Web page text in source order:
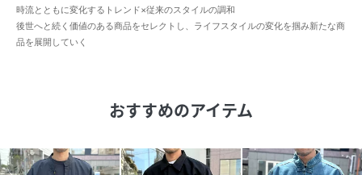
時流とともに変化するトレンド×従来のスタイルの調和
後世へと続く価値のある商品をセレクトし、ライフスタイルの変化を掴み新たな商
品を展開していく
おすすめのアイテム